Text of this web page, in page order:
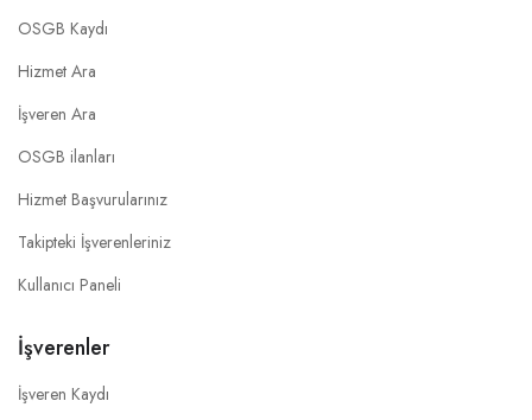
OSGB Kaydı
Hizmet Ara
İşveren Ara
OSGB ilanları
Hizmet Başvurularınız
Takipteki İşverenleriniz
Kullanıcı Paneli
İşverenler
İşveren Kaydı